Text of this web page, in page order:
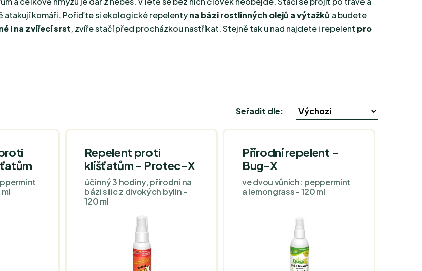
atakují komáři. Pořiďte si ekologické repelentyna bázi rostlinných olejů a výtažků a budete
i na zvířecí srst, zvíře stačí před procházkou nastříkat. Stejně tak u nad najdete i repelent pro
Seřadit dle:
Repelent proti
klíšťatům - Protec-X
účinný 3 hodiny, přírodní na
bázi silic z divokých bylin -
120 ml
Přírodní repelent -
Bug-X
ve dvou vůních: peppermint
a lemongrass - 120 ml